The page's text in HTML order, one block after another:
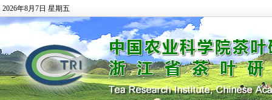
2026年8月7日 星期五